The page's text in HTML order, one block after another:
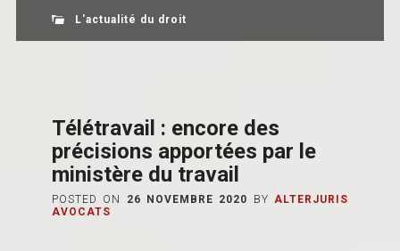
L'actualité du droit
Télétravail : encore des
précisions apportées par le
ministère du travail
POSTED ON 26 NOVEMBRE 2020 BY ALTERJURIS
AVOCATS